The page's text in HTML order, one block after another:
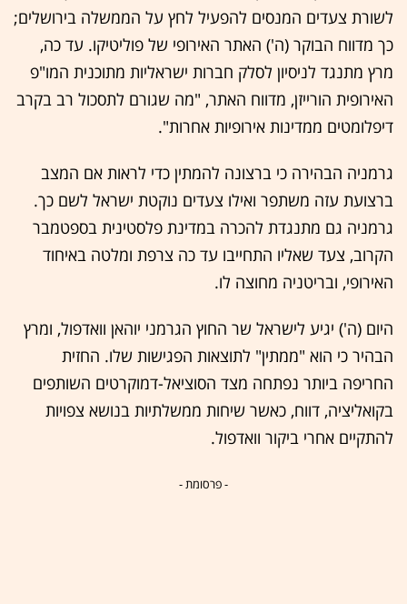
לשורת צעדים המנסים להפעיל לחץ על הממשלה בירושלים;
כך מדווח הבוקר (ה') האתר האירופי של פוליטיקו. עד כה,
מרץ מתנגד לניסיון לסלק חברות ישראליות מתוכנית המו"פ
האירופית הורייזן, מדווח האתר, "מה שגורם לתסכול רב בקרב
דיפלומטים ממדינות אירופיות אחרות".
גרמניה הבהירה כי ברצונה להמתין כדי לראות אם המצב
ברצועת עזה משתפר ואילו צעדים נוקטת ישראל לשם כך.
גרמניה גם מתנגדת להכרה במדינת פלסטינית בספטמבר
הקרוב, צעד שאליו התחייבו עד כה צרפת ומלטה באיחוד
האירופי, ובריטניה מחוצה לו.
היום (ה') יגיע לישראל שר החוץ הגרמני יוהאן וואדפול, ומרץ
הבהיר כי הוא "ממתין" לתוצאות הפגישות שלו. החזית
החריפה ביותר נפתחה מצד הסוציאל-דמוקרטים השותפים
בקואליציה, דווח, כאשר שיחות ממשלתיות בנושא צפויות
להתקיים אחרי ביקור וואדפול.
- פרסומת -